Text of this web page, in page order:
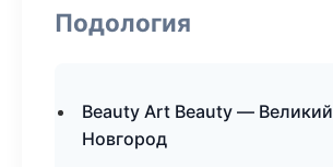
Подология
Beauty Art Beauty — Великий
Новгород